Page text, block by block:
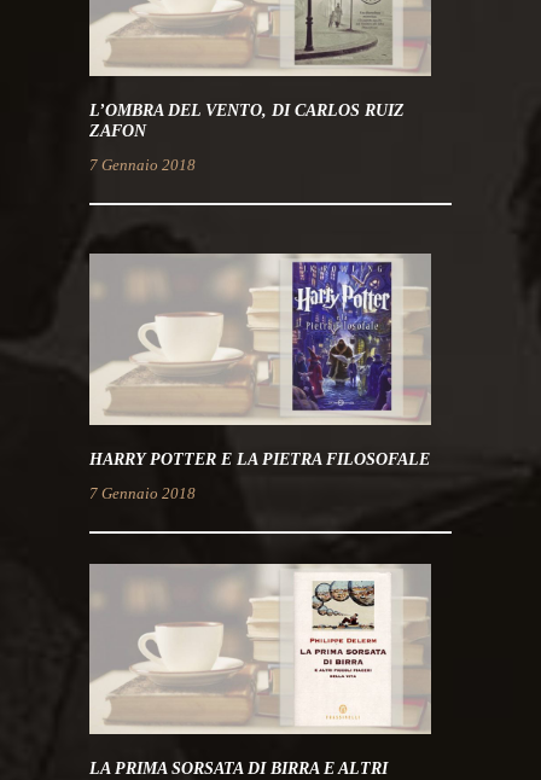
L’OMBRA DEL VENTO, DI CARLOS RUIZ
ZAFON
7 Gennaio 2018
HARRY POTTER E LA PIETRA FILOSOFALE
7 Gennaio 2018
LA PRIMA SORSATA DI BIRRA E ALTRI